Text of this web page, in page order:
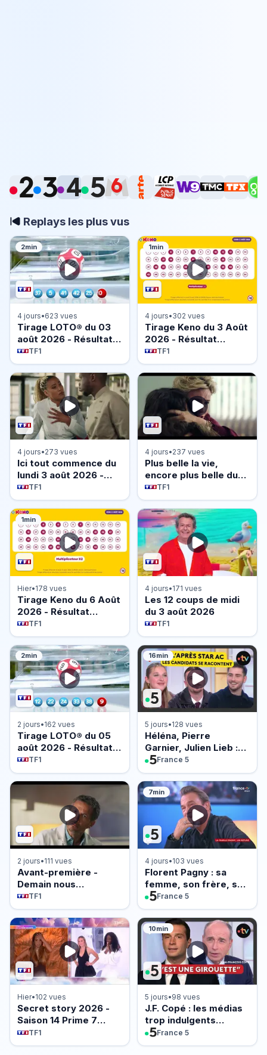
Replays les plus vus
2min
4 jours•623 vues
Tirage LOTO® du 03
août 2026 - Résultat
officiel - FDJ
TF1
1min
4 jours•302 vues
Tirage Keno du 3 Août
2026 - Résultat
officiel - FDJ
TF1
4 jours•273 vues
Ici tout commence du
lundi 3 août 2026 -
Episode 1493
TF1
4 jours•237 vues
Plus belle la vie,
encore plus belle du
lundi 3 août 2026 -
Episode 640
TF1
1min
Hier•178 vues
Tirage Keno du 6 Août
2026 - Résultat
officiel - FDJ
TF1
4 jours•171 vues
Les 12 coups de midi
du 3 août 2026
TF1
2min
2 jours•162 vues
Tirage LOTO® du 05
août 2026 - Résultat
officiel - FDJ
TF1
16min
5 jours•128 vues
Héléna, Pierre
Garnier, Julien Lieb :
l’après Star Ac !
France 5
2 jours•111 vues
Avant-première -
Demain nous
appartient du 5 août
2026 - Episode 2263
TF1
7min
4 jours•103 vues
Florent Pagny : sa
femme, son frère, sa
mère... Sa famille
avant tout !
France 5
Hier•102 vues
Secret story 2026 -
Saison 14 Prime 7
(Partie 1) du 6 août
2026
TF1
10min
5 jours•98 vues
J.F. Copé : les médias
trop indulgents
envers Jordan
Bardella ?
France 5